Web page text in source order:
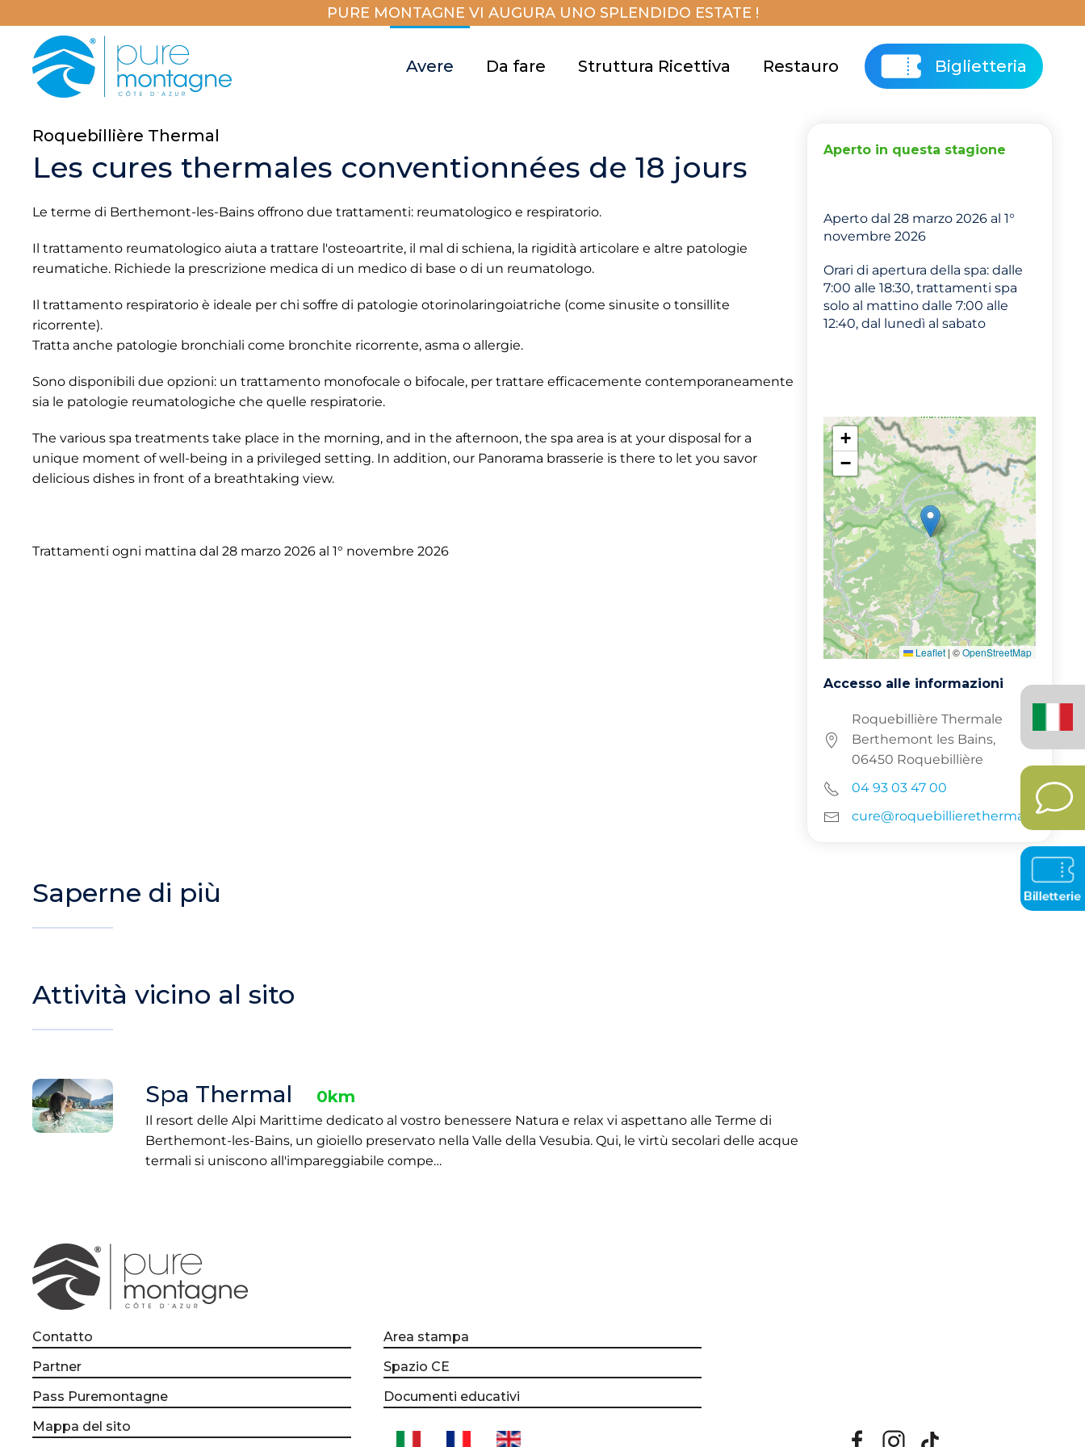
PURE MONTAGNE VI AUGURA UNO SPLENDIDO ESTATE !
Avere Da fare Struttura Ricettiva Restauro Biglietteria
Roquebillière Thermal
Les cures thermales conventionnées de 18 jours
Le terme di Berthemont-les-Bains offrono due trattamenti: reumatologico e respiratorio.
Il trattamento reumatologico aiuta a trattare l'osteoartrite, il mal di schiena, la rigidità articolare e altre patologie
reumatiche. Richiede la prescrizione medica di un medico di base o di un reumatologo.
Il trattamento respiratorio è ideale per chi soffre di patologie otorinolaringoiatriche (come sinusite o tonsillite
ricorrente).
Tratta anche patologie bronchiali come bronchite ricorrente, asma o allergie.
Sono disponibili due opzioni: un trattamento monofocale o bifocale, per trattare efficacemente contemporaneamente
sia le patologie reumatologiche che quelle respiratorie.
The various spa treatments take place in the morning, and in the afternoon, the spa area is at your disposal for a
unique moment of well-being in a privileged setting. In addition, our Panorama brasserie is there to let you savor
delicious dishes in front of a breathtaking view.
Trattamenti ogni mattina dal 28 marzo 2026 al 1° novembre 2026
Aperto in questa stagione
Aperto dal 28 marzo 2026 al 1°
novembre 2026
Orari di apertura della spa: dalle
7:00 alle 18:30, trattamenti spa
solo al mattino dalle 7:00 alle
12:40, dal lunedì al sabato
+
−
Leaflet | ©OpenStreetMap
Accesso alle informazioni
Roquebillière Thermale
Berthemont les Bains,
06450 Roquebillière
04 93 03 47 00
cure@roquebillierethermal.fr
Saperne di più
Attività vicino al sito
Spa Thermal 0km
Il resort delle Alpi Marittime dedicato al vostro benessere Natura e relax vi aspettano alle Terme di
Berthemont-les-Bains, un gioiello preservato nella Valle della Vesubia. Qui, le virtù secolari delle acque
termali si uniscono all'impareggiabile compe…
Contatto
Partner
Pass Puremontagne
Mappa del sito
Area stampa
Spazio CE
Documenti educativi